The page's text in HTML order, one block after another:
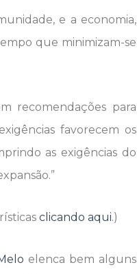
e a economia,
que minimizam-se
recomendações para
favorecem os
as exigências do
clicando aqui.)
elenca bem alguns